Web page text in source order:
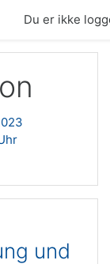
Du er ikke
und